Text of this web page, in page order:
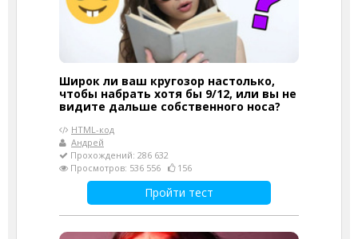
Широк ли ваш кругозор настолько,
чтобы набрать хотя бы 9/12, или вы не
видите дальше собственного носа?
HTML-код
Андрей
Прохождений: 286 632
Просмотров: 536 556
156
Пройти тест